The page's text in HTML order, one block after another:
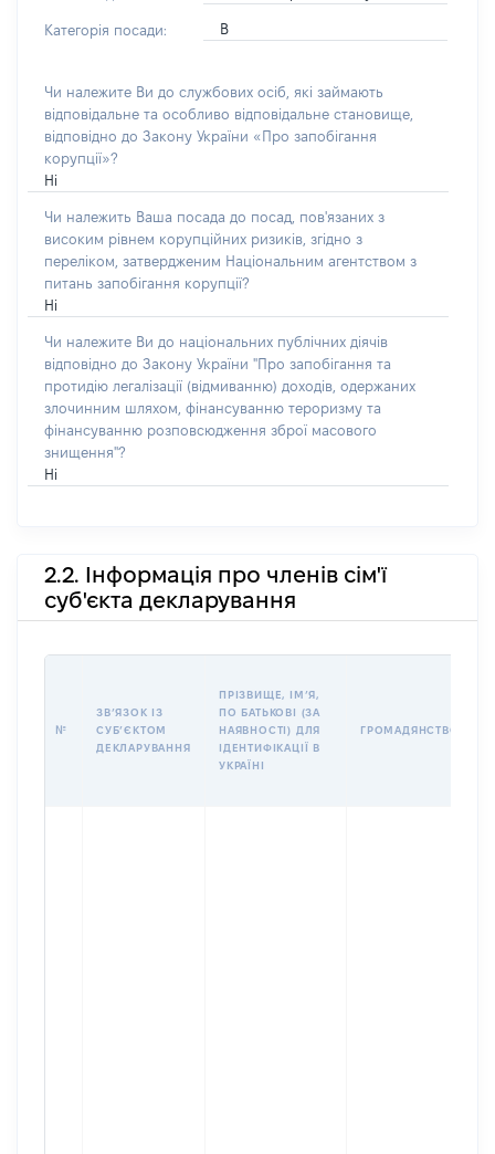
Категорія посади: В
Чи належите Ви до службових осіб, які займають
відповідальне та особливо відповідальне становище,
відповідно до Закону України «Про запобігання
корупції»?
Ні
Чи належить Ваша посада до посад, пов'язаних з
високим рівнем корупційних ризиків, згідно з
переліком, затвердженим Національним агентством з
питань запобігання корупції?
Ні
Чи належите Ви до національних публічних діячів
відповідно до Закону України "Про запобігання та
протидію легалізації (відмиванню) доходів, одержаних
злочинним шляхом, фінансуванню тероризму та
фінансуванню розповсюдження зброї масового
знищення"?
Ні
2.2. Інформація про членів сім'ї
суб'єкта декларування
№
ЗВʼЯЗОК ІЗ
СУБʼЄКТОМ
ДЕКЛАРУВАННЯ
ПРІЗВИЩЕ, ІМʼЯ,
ПО БАТЬКОВІ (ЗА
НАЯВНОСТІ) ДЛЯ
ІДЕНТИФІКАЦІЇ В
УКРАЇНІ
ГРОМАДЯНСТВО